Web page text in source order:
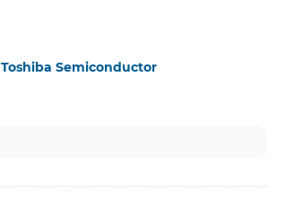
Toshiba Semiconductor